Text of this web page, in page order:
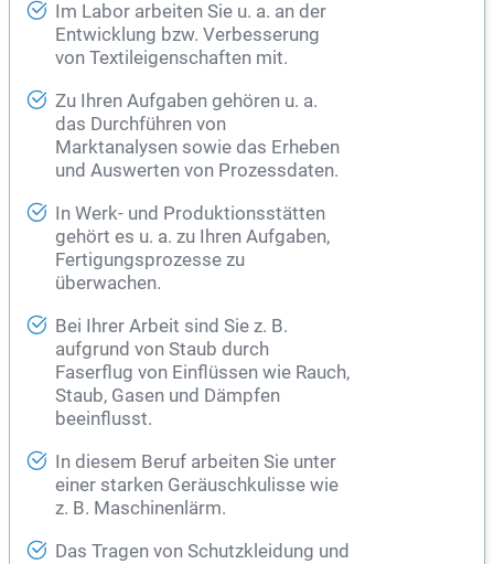
Im Labor arbeiten Sie u. a. an der
Entwicklung bzw. Verbesserung
von Textileigenschaften mit.
Zu Ihren Aufgaben gehören u. a.
das Durchführen von
Marktanalysen sowie das Erheben
und Auswerten von Prozessdaten.
In Werk- und Produktionsstätten
gehört es u. a. zu Ihren Aufgaben,
Fertigungsprozesse zu
überwachen.
Bei Ihrer Arbeit sind Sie z. B.
aufgrund von Staub durch
Faserflug von Einflüssen wie Rauch,
Staub, Gasen und Dämpfen
beeinflusst.
In diesem Beruf arbeiten Sie unter
einer starken Geräuschkulisse wie
z. B. Maschinenlärm.
Das Tragen von Schutzkleidung und